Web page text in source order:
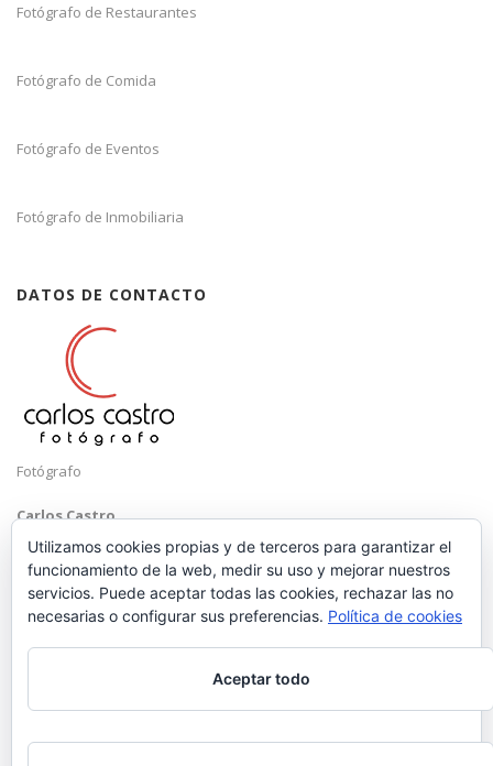
Fotógrafo de Restaurantes
Fotógrafo de Comida
Fotógrafo de Eventos
Fotógrafo de Inmobiliaria
DATOS DE CONTACTO
Fotógrafo
Carlos Castro
Málaga
Mobile: +34 652 83 71 98
hola@carloscastrofotografo.com
Utilizamos cookies propias y de terceros para garantizar el
funcionamiento de la web, medir su uso y mejorar nuestros
servicios. Puede aceptar todas las cookies, rechazar las no
necesarias o configurar sus preferencias. Política de cookies
Aceptar todo